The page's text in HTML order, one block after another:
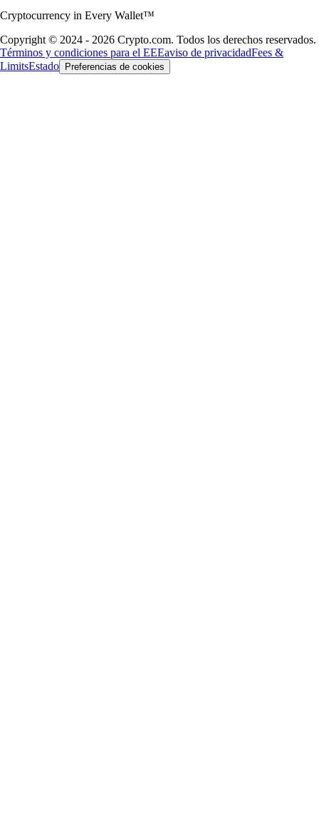
Cryptocurrency in Every Wallet™
Copyright © 2024 - 2026 Crypto.com. Todos los derechos reservados.
Términos y condiciones para el EEEaviso de privacidadFees &
LimitsEstado Preferencias de cookies